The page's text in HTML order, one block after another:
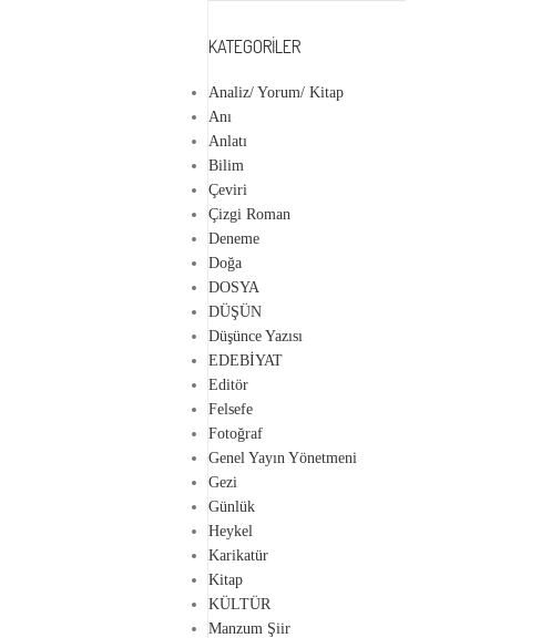
KATEGORILER
Analiz/ Yorum/ Kitap
Anı
Anlatı
Bilim
Çeviri
Çizgi Roman
Deneme
Doğa
DOSYA
DÜŞÜN
Düşünce Yazısı
EDEBİYAT
Editör
Felsefe
Fotoğraf
Genel Yayın Yönetmeni
Gezi
Günlük
Heykel
Karikatür
Kitap
KÜLTÜR
Manzum Şiir